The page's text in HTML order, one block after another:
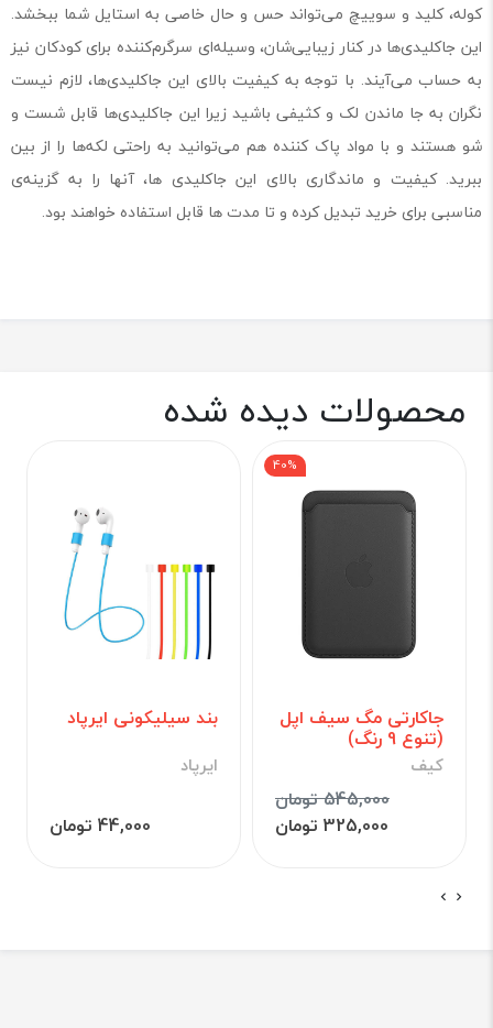
کوله، کلید و سوییچ می‌تواند حس و حال خاصی به استایل شما ببخشد.
این جاکلیدی‌ها در کنار زیبایی‌شان، وسیله‌ای سرگرم‌کننده برای کودکان نیز
به حساب می‌آیند. با توجه به کیفیت بالای این جاکلیدی‌ها، لازم نیست
نگران به جا ماندن لک و کثیفی باشید زیرا این جاکلیدی‌ها قابل شست و
شو هستند و با مواد پاک کننده هم می‌توانید به راحتی لکه‌ها را از بین
ببرید. کیفیت و ماندگاری بالای این جاکلیدی ها، آنها را به گزینه‌ی
مناسبی برای خرید تبدیل کرده و تا مدت ها قابل استفاده خواهند بود.
محصولات دیده شده
جاکارتی مگ سیف اپل
(تنوع 9 رنگ)
کیف
545,000 تومان
40%
325,000 تومان
بند سیلیکونی ایرپاد
ایرپاد
44,000 تومان